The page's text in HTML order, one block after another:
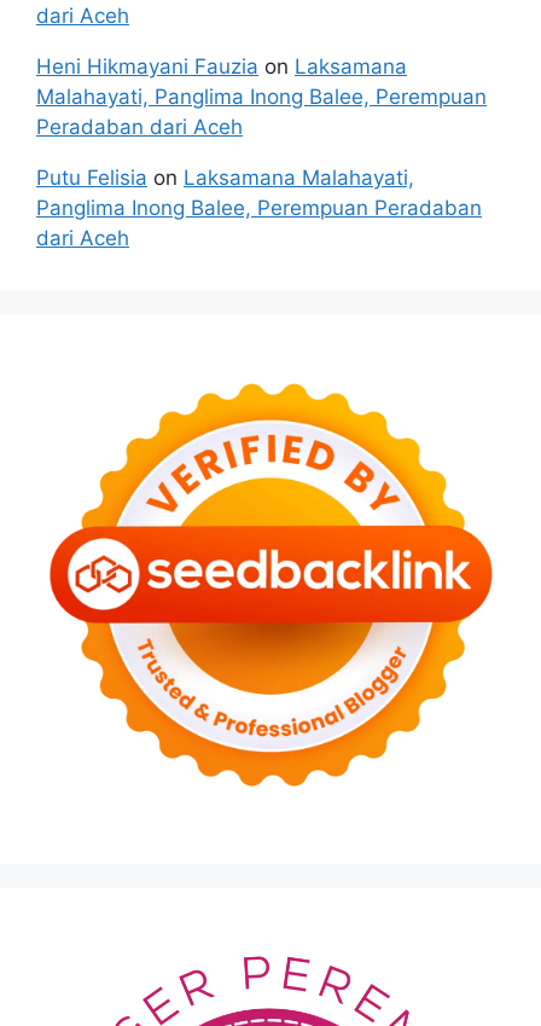
dari Aceh
Heni Hikmayani Fauzia on Laksamana
Malahayati, Panglima Inong Balee, Perempuan
Peradaban dari Aceh
Putu Felisia on Laksamana Malahayati,
Panglima Inong Balee, Perempuan Peradaban
dari Aceh